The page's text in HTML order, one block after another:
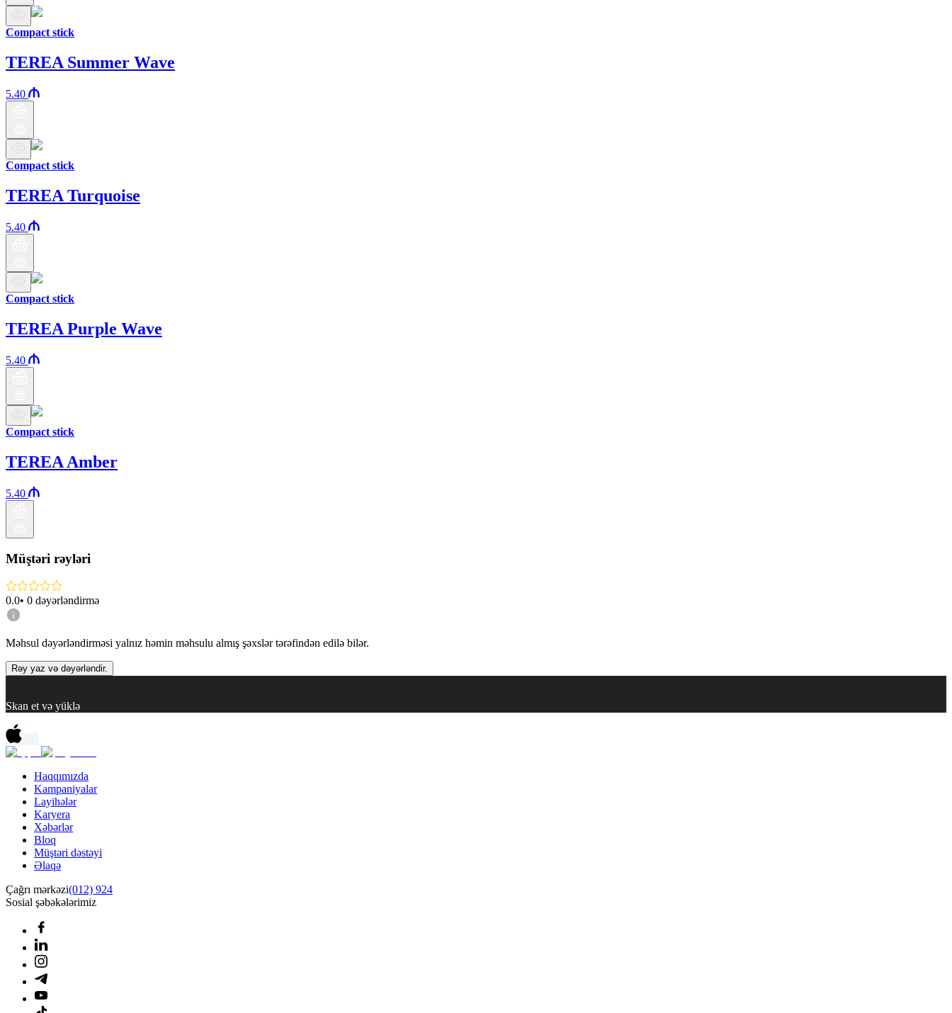
Compact stick
TEREA Summer Wave
5.40
Compact stick
TEREA Turquoise
5.40
Compact stick
TEREA Purple Wave
5.40
Compact stick
TEREA Amber
5.40
Müştəri rəyləri
0.0• 0 dəyərləndirmə
Məhsul dəyərləndirməsi yalnız həmin məhsulu almış şəxslər tərəfindən edilə bilər.
Rəy yaz və dəyərləndir.
Skan et və yüklə
Haqqımızda
Kampaniyalar
Layihələr
Karyera
Xəbərlər
Bloq
Müştəri dəstəyi
Əlaqə
Çağrı mərkəzi(012) 924
Sosial şəbəkələrimiz